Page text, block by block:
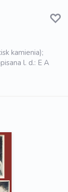
kamienia);
l. d.: E A